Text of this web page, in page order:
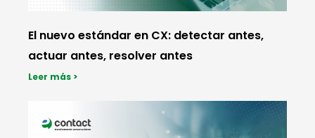
El nuevo estándar en CX: detectar antes,
actuar antes, resolver antes
Leer más >